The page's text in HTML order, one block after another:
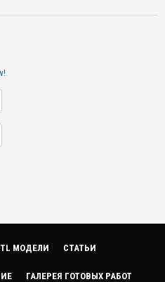
МОДЕЛИ СТАТЬИ
ГАЛЕРЕЯ ГОТОВЫХ РАБОТ